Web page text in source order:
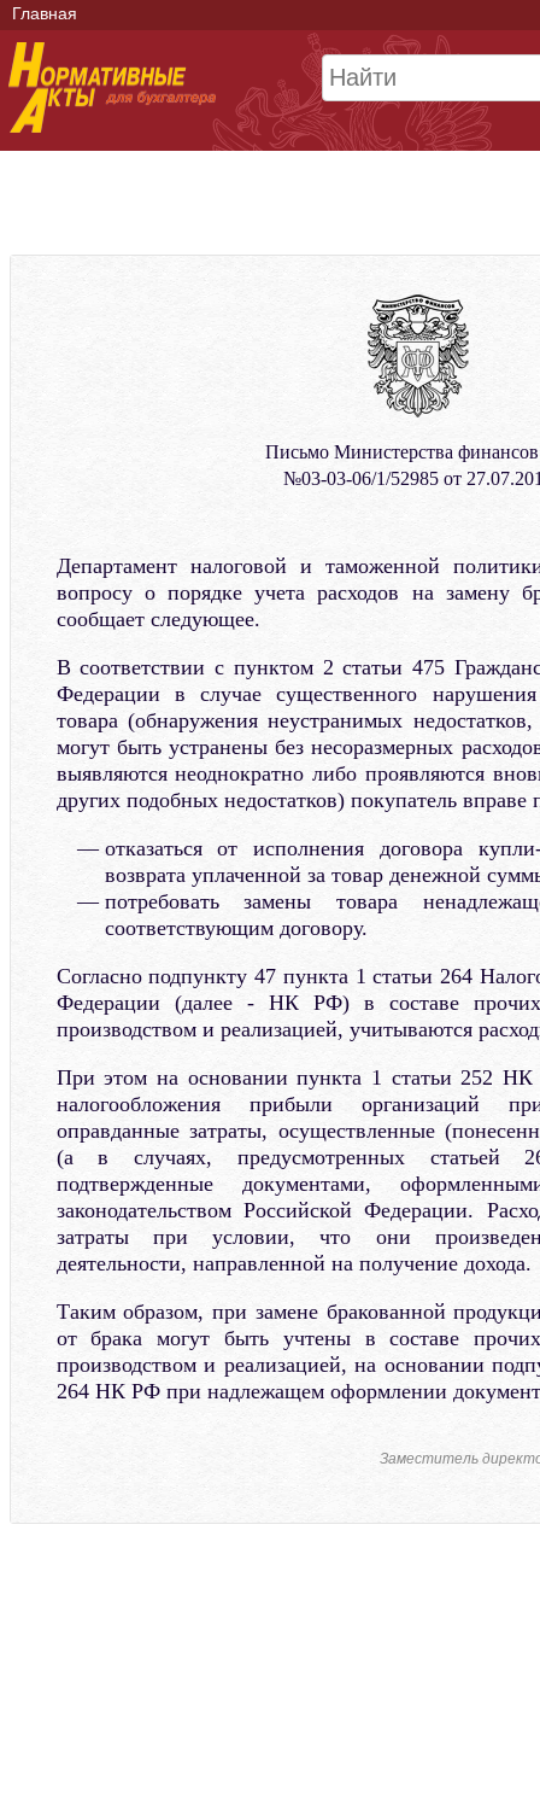
Главная
Письмо Министерства
№03-03-06/1/52985 от
Департамент налоговой и таможенной
вопросу о порядке учета расходов на замену
сообщает следующее.
В соответствии с пунктом 2 статьи 475
Федерации в случае существенного
товара (обнаружения неустранимых
могут быть устранены без несоразмерных
выявляются неоднократно либо проявляются
других подобных недостатков) покупатель
отказаться от исполнения договора
возврата уплаченной за товар денежной
потребовать замены товара
соответствующим договору.
Согласно подпункту 47 пункта 1 статьи 264
Федерации (далее - НК РФ) в составе прочих
производством и реализацией, учитываются
При этом на основании пункта 1 статьи 252
налогообложения прибыли организаций
оправданные затраты, осуществленные
(а в случаях, предусмотренных
подтвержденные документами,
законодательством Российской Федерации.
затраты при условии, что они
деятельности, направленной на получение дохода.
Таким образом, при замене бракованной
от брака могут быть учтены в составе
производством и реализацией, на основании
264 НК РФ при надлежащем оформлении
Заместитель